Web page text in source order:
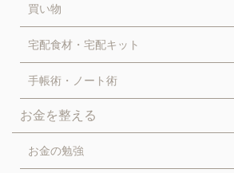
買い物
宅配食材・宅配キット
手帳術・ノート術
お金を整える
お金の勉強